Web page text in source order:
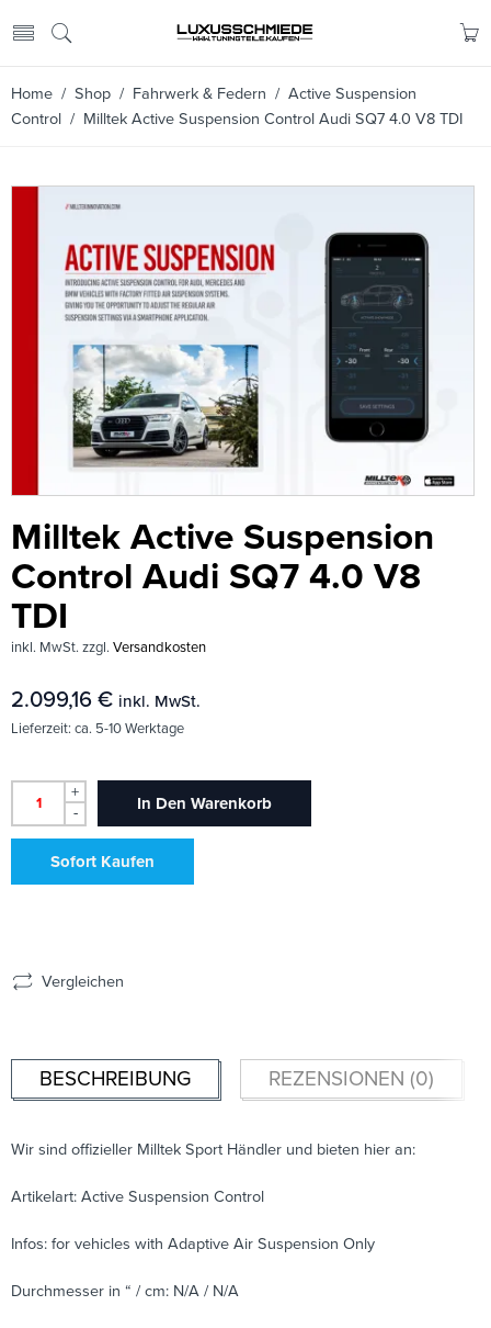
Home / Shop / Fahrwerk & Federn / Active Suspension
Control / Milltek Active Suspension Control Audi SQ7 4.0 V8 TDI
Milltek Active Suspension
Control Audi SQ7 4.0 V8
TDI
inkl. MwSt. zzgl. Versandkosten
2.099,16 € inkl. MwSt.
Lieferzeit: ca. 5-10 Werktage
+
-
In Den Warenkorb
Sofort Kaufen
Vergleichen
BESCHREIBUNG REZENSIONEN (0)
Wir sind offizieller Milltek Sport Händler und bieten hier an:
Artikelart: Active Suspension Control
Infos: for vehicles with Adaptive Air Suspension Only
Durchmesser in “ / cm: N/A / N/A